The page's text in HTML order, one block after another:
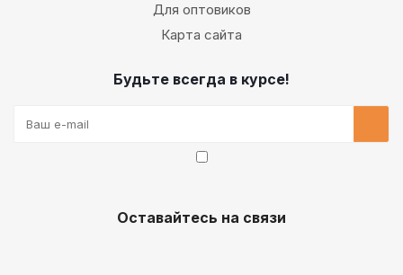
Для оптовиков
Карта сайта
Будьте всегда в курсе!
Оставайтесь на связи